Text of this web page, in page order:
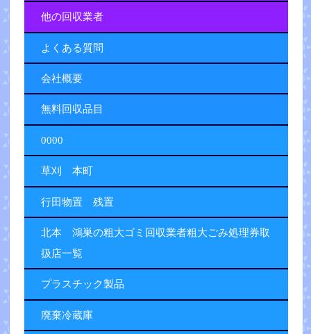
他の回収業者
よくある質問
会社概要
無料回収品目
0000
草刈 本町
行田物置 残置
北本 鴻巣の粗大ゴミ回収業者粗大ごみ処理券取
扱店一覧
プラスチック製品
廃棄冷蔵庫